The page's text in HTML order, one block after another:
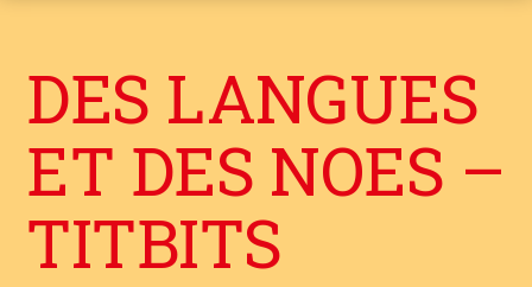
DES LANGUES
ET DES NOES –
TITBITS